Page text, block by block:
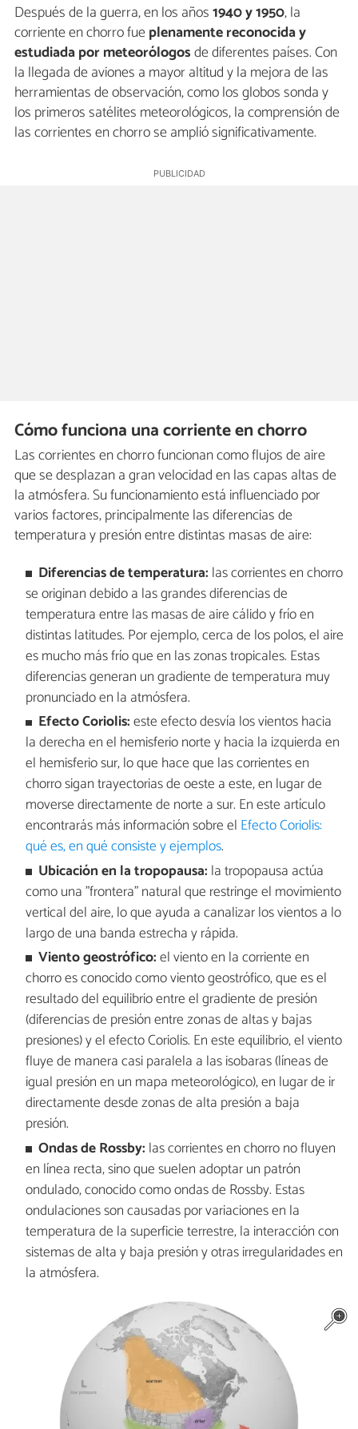
Después de la guerra, en los años1940 y 1950, la
corriente en chorro fueplenamente reconocida y
estudiada por meteorólogosde diferentes países. Con
la llegada de aviones a mayor altitud y la mejora de las
herramientas de observación, como los globos sonda y
los primeros satélites meteorológicos, la comprensión de
las corrientes en chorro se amplió significativamente.
Cómo funciona una corriente en chorro
Las corrientes en chorro funcionan como flujos de aire
que se desplazan a gran velocidad en las capas altas de
la atmósfera. Su funcionamiento está influenciado por
varios factores, principalmente las diferencias de
temperatura y presión entre distintas masas de aire:
Diferencias de temperatura: las corrientes en chorro
se originan debido a las grandes diferencias de
temperatura entre las masas de aire cálido y frío en
distintas latitudes. Por ejemplo, cerca de los polos, el aire
es mucho más frío que en las zonas tropicales. Estas
diferencias generan un gradiente de temperatura muy
pronunciado en la atmósfera.
Efecto Coriolis:este efecto desvía los vientos hacia
la derecha en el hemisferio norte y hacia la izquierda en
el hemisferio sur, lo que hace que las corrientes en
chorro sigan trayectorias de oeste a este, en lugar de
moverse directamente de norte a sur. En este artículo
encontrarás más información sobre el Efecto Coriolis:
qué es, en qué consiste y ejemplos.
Ubicación en la tropopausa: la tropopausa actúa
como una "frontera" natural que restringe el movimiento
vertical del aire, lo que ayuda a canalizar los vientos a lo
largo de una banda estrecha y rápida.
Viento geostrófico:el viento en la corriente en
chorro es conocido como viento geostrófico, que es el
resultado del equilibrio entre el gradiente de presión
(diferencias de presión entre zonas de altas y bajas
presiones) y el efecto Coriolis. En este equilibrio, el viento
fluye de manera casi paralela a las isobaras (líneas de
igual presión en un mapa meteorológico), en lugar de ir
directamente desde zonas de alta presión a baja
presión.
Ondas de Rossby: las corrientes en chorro no fluyen
en línea recta, sino que suelen adoptar un patrón
ondulado, conocido como ondas de Rossby. Estas
ondulaciones son causadas por variaciones en la
temperatura de la superficie terrestre, la interacción con
sistemas de alta y baja presión y otras irregularidades en
la atmósfera.